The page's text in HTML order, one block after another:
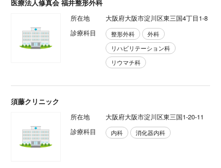
医療法人修真会 福井整形外科
所在地
大阪府大阪市淀川区東三国4丁目1-8
診療科目
整形外科
外科
リハビリテーション科
リウマチ科
須藤クリニック
所在地
大阪府大阪市淀川区東三国1-20-11
診療科目
内科 消化器内科